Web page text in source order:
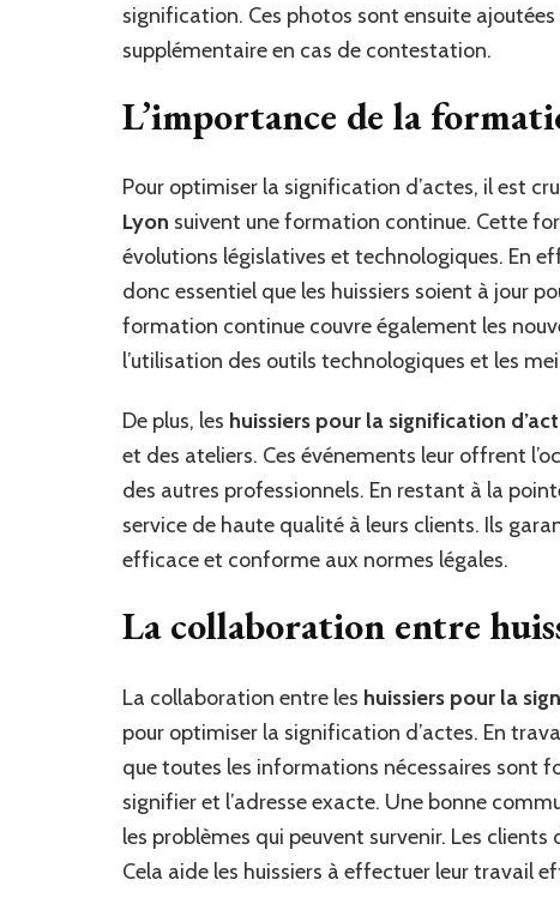
signification. Ces photos sont ensuite
supplémentaire en cas de contestation.
L’importance de la
Pour optimiser la signification d’actes, il est
Lyon suivent une formation continue. Cette
évolutions législatives et technologiques. En
donc essentiel que les huissiers soient à jour
formation continue couvre également les
l’utilisation des outils technologiques et les
De plus, les huissiers pour la signification
et des ateliers. Ces événements leur offrent
des autres professionnels. En restant à la
service de haute qualité à leurs clients. Ils
efficace et conforme aux normes légales.
La collaboration entre
La collaboration entre les huissiers pour la
pour optimiser la signification d’actes. En
que toutes les informations nécessaires sont
signifier et l’adresse exacte. Une bonne
les problèmes qui peuvent survenir. Les
Cela aide les huissiers à effectuer leur travail